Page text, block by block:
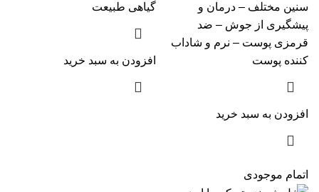
سنین مختلف – درمان و
پیشگیری از جوش – ضد
قرمزی پوست – نرم و شاداب
کننده پوست
افزودن به سبد خرید
گیاهی طبیعت
افزودن به سبد خرید
اتمام موجودی